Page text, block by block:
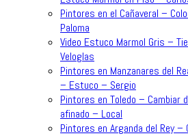
Pintores en el Cañaveral –
Paloma
Video Estuco Marmol Gris –
Veloglas
Pintores en Manzanares del
– Estuco – Sergio
Pintores en Toledo – Cambiar
afinado – Local
Pintores en Arganda del Rey –